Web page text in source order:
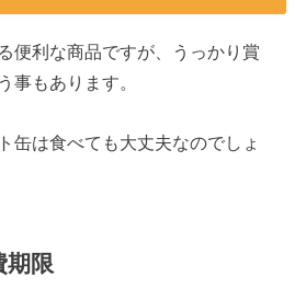
便利な商品ですが、うっかり賞
事もあります。
缶は食べても大丈夫なのでしょ
期限